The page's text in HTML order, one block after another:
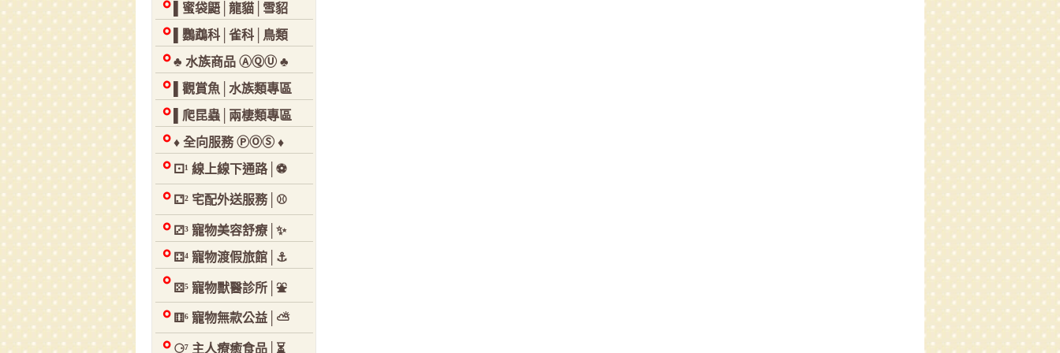
▌蜜袋鼯│龍貓│雪貂
▌鸚鵡科│雀科│鳥類
♣ 水族商品 ⒶⓆⓊ ♣
▌觀賞魚│水族類專區
▌爬昆蟲│兩棲類專區
♦ 全向服務 ⓅⓄⓈ ♦
⚀¹ 線上線下通路│⚽
⚁² 宅配外送服務│⚾
⚂³ 寵物美容舒療│✨
⚃⁴ 寵物渡假旅館│⚓
⚄⁵ 寵物獸醫診所│⛲
⚅⁶ 寵物無款公益│⛅
⚆⁷ 主人療癒食品│⏳